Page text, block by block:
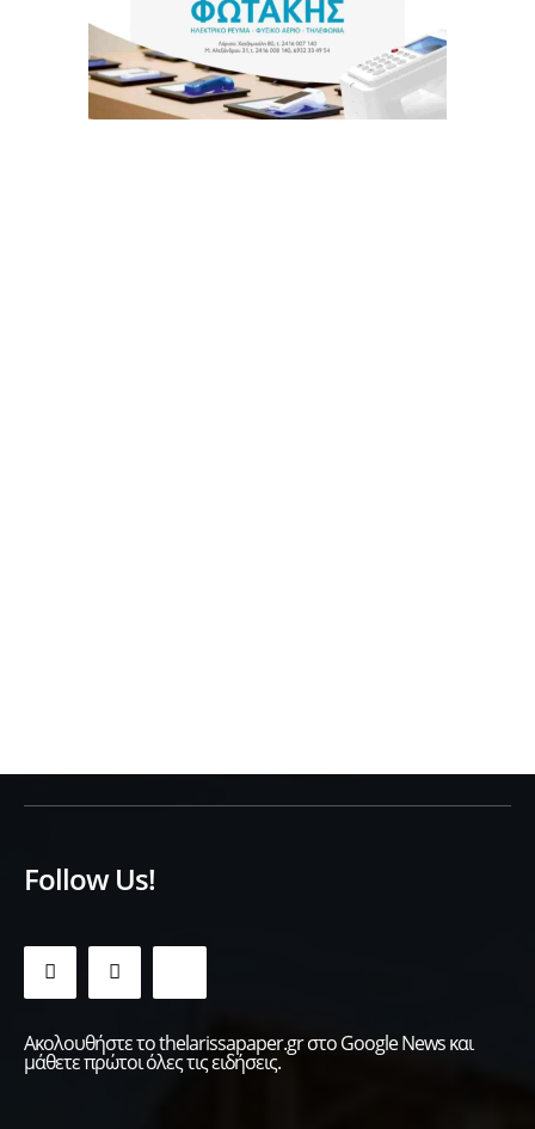
Follow Us!
Ακολουθήστε το thelarissapaper.gr στο Google News και
μάθετε πρώτοι όλες τις ειδήσεις.